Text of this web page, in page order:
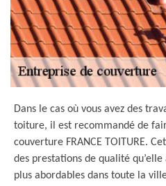
Dans le cas où vous avez des
toiture, il est recommandé de
couverture FRANCE TOITURE.
des prestations de qualité
plus abordables dans toute la